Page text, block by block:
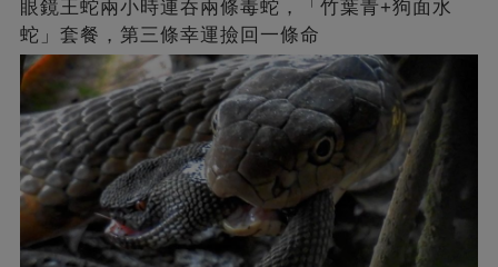
眼鏡王蛇兩小時連吞兩條毒蛇，「竹葉青+狗面水
蛇」套餐，第三條幸運撿回一條命